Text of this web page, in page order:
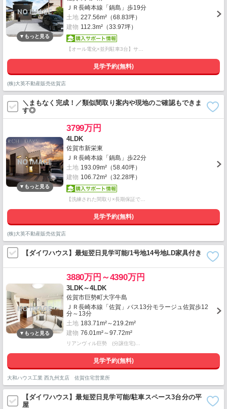
ＪＲ長崎本線「鍋島」歩19分
土地 227.56m²（68.83坪）
建物 112.3m²（33.97坪）
【オール電化×並列駐車3台】サ…
見学予約(無料)
(株)大英不動産販売佐賀店
＼まもなく完成！／類似間取り案内や現地のご確認もできま
す◎
3799万円
4LDK
佐賀市新栄東
ＪＲ長崎本線「鍋島」歩22分
土地 193.09m²（58.40坪）
建物 106.72m²（32.28坪）
【洗練された間取り×長期保証で…
見学予約(無料)
(株)大英不動産販売佐賀店
【ダイワハウス】最短翌日見学可能/1号地14号地LD家具付き
3880万円～4390万円
3LDK～4LDK
佐賀市巨勢町大字牛島
ＪＲ長崎本線「佐賀」バス13分モラージュ佐賀歩12
分～13分
土地 183.71m²～219.2m²
建物 76.01m²～97.72m²
リアンヴィル巨勢 (分譲住宅)…
見学予約(無料)
大和ハウス工業 西九州支店 佐賀住宅営業所
【ダイワハウス】最短翌日見学可能/駐車スペース3台分の平
屋